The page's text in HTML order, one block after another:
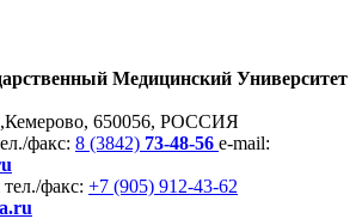
Медицинский Университет
Кемерово, 650056, РОССИЯ
факс: 8 (3842) 73-48-56 e-mail:
тел./факс: +7 (905) 912-43-62